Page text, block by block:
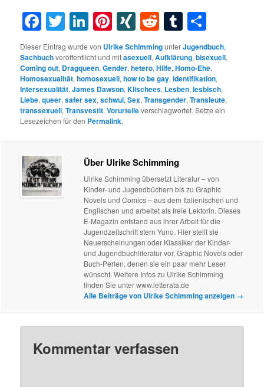
Facebook
Twitter
LinkedIn
Pinterest
XINGRedditTumblr
Dieser Eintrag wurde von Ulrike SchimmingunterJugendbuch,
Sachbuchveröffentlicht und mitasexuell,Aufklärung,bisexuell,
Coming out, Dragqueen,Gender,hetero,Hilfe,Homo-Ehe,
Homosexualität,homosexuell,how to be gay,Identifikation,
Intersexualität,James Dawson,Klischees, Lesben,lesbisch,
Liebe,queer,safer sex,schwul,Sex,Transgender,Transleute,
transsexuell,Transvestit,Vorurteileverschlagwortet. Setze ein
Lesezeichen für den Permalink.
Über Ulrike Schimming
Ulrike Schimming übersetzt Literatur – von
Kinder- und Jugendbüchern bis zu Graphic
Novels und Comics – aus dem Italienischen und
Englischen und arbeitet als freie Lektorin. Dieses
E-Magazin entstand aus ihrer Arbeit für die
Jugendzeitschrift stern Yuno. Hier stellt sie
Neuerscheinungen oder Klassiker der Kinder-
und Jugendbuchliteratur vor, Graphic Novels oder
Buch-Perlen, denen sie ein paar mehr Leser
wünscht. Weitere Infos zu Ulrike Schimming
finden Sie unter www.letterata.de
Alle Beiträge von Ulrike Schimming anzeigen →
Kommentar verfassen